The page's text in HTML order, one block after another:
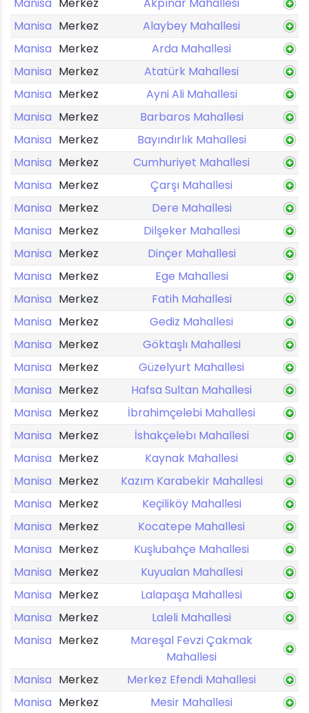
Manisa Merkez
Alaybey Mahallesi
Manisa Merkez
Arda Mahallesi
Manisa Merkez
Atatürk Mahallesi
Manisa Merkez
Ayni Ali Mahallesi
Manisa Merkez
Barbaros Mahallesi
Manisa Merkez
Bayındırlık Mahallesi
Manisa Merkez
Cumhuriyet Mahallesi
Manisa Merkez
Çarşı Mahallesi
Manisa Merkez
Dere Mahallesi
Manisa Merkez
Dilşeker Mahallesi
Manisa Merkez
Dinçer Mahallesi
Manisa Merkez
Ege Mahallesi
Manisa Merkez
Fatih Mahallesi
Manisa Merkez
Gediz Mahallesi
Manisa Merkez
Göktaşlı Mahallesi
Manisa Merkez
Güzelyurt Mahallesi
Manisa Merkez
Hafsa Sultan Mahallesi
Manisa Merkez
İbrahimçelebi Mahallesi
Manisa Merkez
İshakçelebı Mahallesi
Manisa Merkez
Kaynak Mahallesi
Manisa Merkez
Kazım Karabekir Mahallesi
Manisa Merkez
Keçiliköy Mahallesi
Manisa Merkez
Kocatepe Mahallesi
Manisa Merkez
Kuşlubahçe Mahallesi
Manisa Merkez
Kuyualan Mahallesi
Manisa Merkez
Lalapaşa Mahallesi
Manisa Merkez
Laleli Mahallesi
Manisa Merkez
Mareşal Fevzi Çakmak
Mahallesi
Manisa Merkez
Merkez Efendi Mahallesi
Manisa Merkez
Mesir Mahallesi